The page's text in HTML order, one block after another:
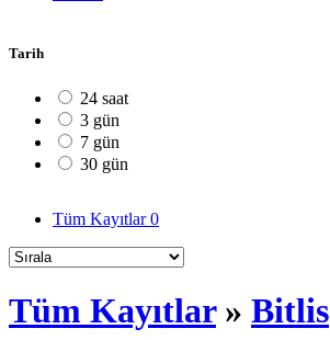
Tarih
24 saat
3 gün
7 gün
30 gün
Tüm Kayıtlar0
Tüm Kayıtlar» Bitlis